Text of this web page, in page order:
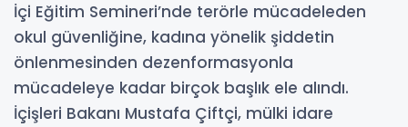
İçi Eğitim Semineri’nde terörle mücadeleden
okul güvenliğine, kadına yönelik şiddetin
önlenmesinden dezenformasyonla
mücadeleye kadar birçok başlık ele alındı.
İçişleri Bakanı Mustafa Çiftçi, mülki idare